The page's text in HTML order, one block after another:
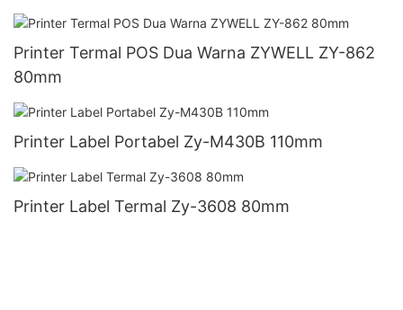
Printer Termal POS Dua Warna ZYWELL ZY-862
80mm
Printer Label Portabel Zy-M430B 110mm
Printer Label Termal Zy-3608 80mm